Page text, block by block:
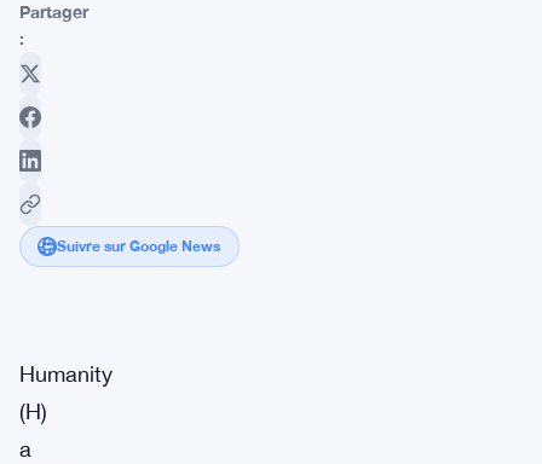
Partager
:
Suivre sur Google News
Humanity
(H)
a